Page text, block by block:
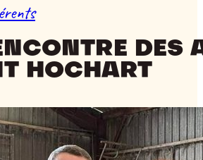
DES
HOCHART